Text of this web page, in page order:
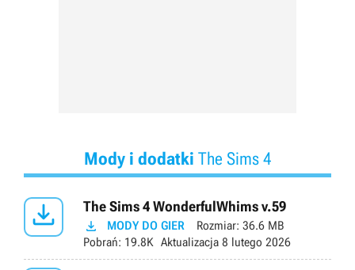
Mody i dodatki The Sims 4
 The Sims 4 WonderfulWhims v.59
 MODY DO GIER Rozmiar: 36.6 MB
Pobrań: 19.8K Aktualizacja 8 lutego 2026